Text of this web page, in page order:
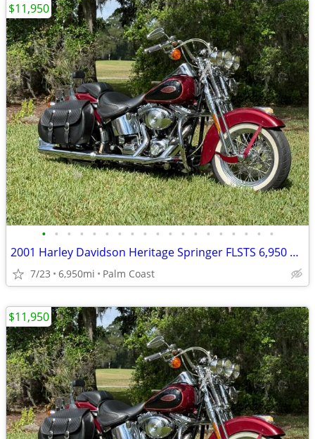
• • • • • • • • • • • • • • • • • • •
2001 Harley Davidson Heritage Springer FLSTS 6,950 miles,
7/23 6,950mi Palm Coast
$11,950
$11,950